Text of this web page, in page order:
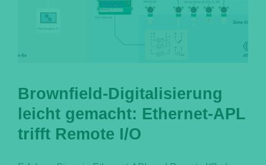
Brownfield-Digitalisierung
leicht gemacht: Ethernet-APL
trifft Remote I/O